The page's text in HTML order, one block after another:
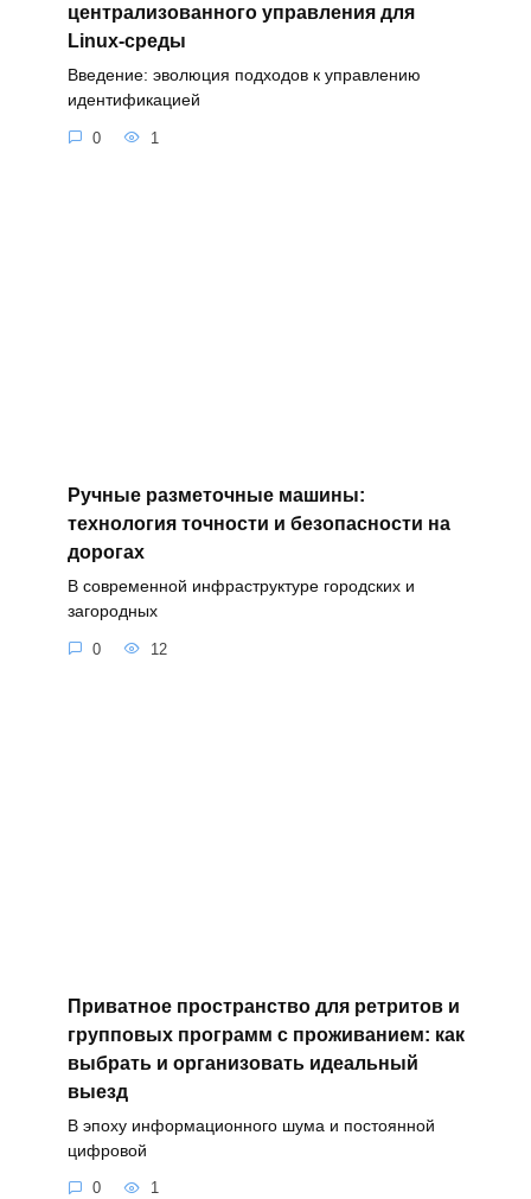
централизованного управления для
Linux-среды
Введение: эволюция подходов к управлению
идентификацией
0 1
Ручные разметочные машины:
технология точности и безопасности на
дорогах
В современной инфраструктуре городских и
загородных
0 12
Приватное пространство для ретритов и
групповых программ с проживанием: как
выбрать и организовать идеальный
выезд
В эпоху информационного шума и постоянной
цифровой
0 1